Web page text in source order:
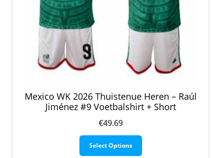
Mexico WK 2026 Thuistenue Heren – Raúl
Jiménez #9 Voetbalshirt + Short
€49.69
Select Options
Dit